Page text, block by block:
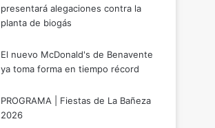
presentará alegaciones contra la
planta de biogás
El nuevo McDonald's de Benavente
ya toma forma en tiempo récord
PROGRAMA | Fiestas de La Bañeza
2026